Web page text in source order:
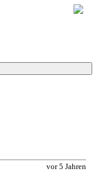
vor 5 Jahren